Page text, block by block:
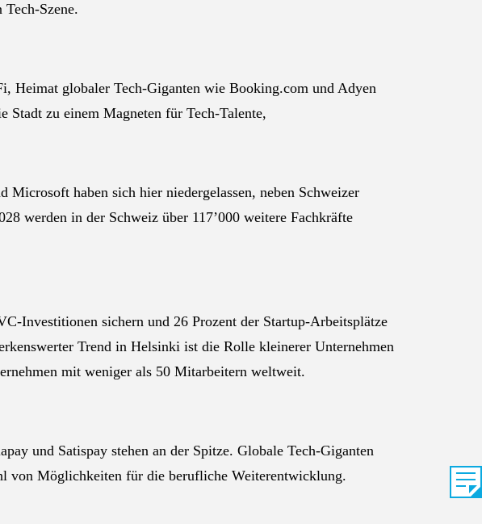
Szene.
Heimat globaler Tech-Giganten wie Booking.com und Adyen
Stadt zu einem Magneten für Tech-Talente,
haben sich hier niedergelassen, neben Schweizer
werden in der Schweiz über 117’000 weitere Fachkräfte
Investitionen sichern und 26 Prozent der Startup-Arbeitsplätze
Trend in Helsinki ist die Rolle kleinerer Unternehmen
mit weniger als 50 Mitarbeitern weltweit.
und Satispay stehen an der Spitze. Globale Tech-Giganten
von Möglichkeiten für die berufliche Weiterentwicklung.